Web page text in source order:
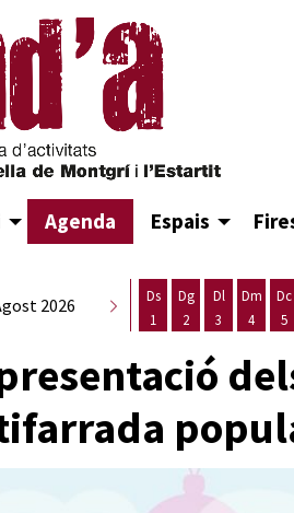
Agenda Espais
2026
Ds
1
Dg
2
Dl
3
Dm
4
Dc
5